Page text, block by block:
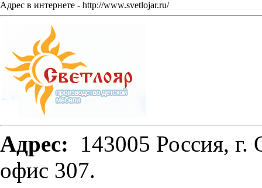
Адрес в интернете - http://www.svetlojar.ru/
Адрес: 143005 Россия,
офис 307.